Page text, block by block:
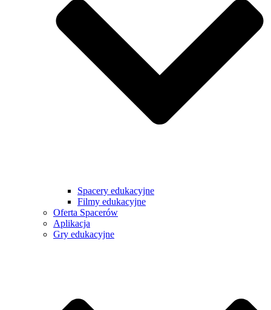
Spacery edukacyjne
Filmy edukacyjne
Oferta Spacerów
Aplikacja
Gry edukacyjne